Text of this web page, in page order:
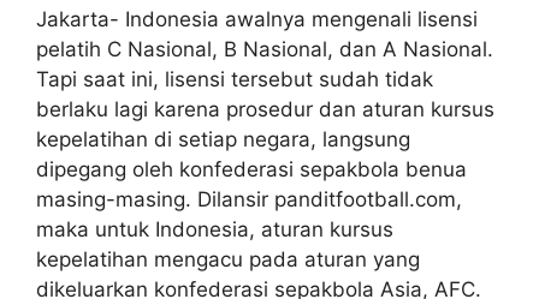
Jakarta- Indonesia awalnya mengenali lisensi
pelatih C Nasional, B Nasional, dan A Nasional.
Tapi saat ini, lisensi tersebut sudah tidak
berlaku lagi karena prosedur dan aturan kursus
kepelatihan di setiap negara, langsung
dipegang oleh konfederasi sepakbola benua
masing-masing. Dilansir panditfootball.com,
maka untuk Indonesia, aturan kursus
kepelatihan mengacu pada aturan yang
dikeluarkan konfederasi sepakbola Asia, AFC.